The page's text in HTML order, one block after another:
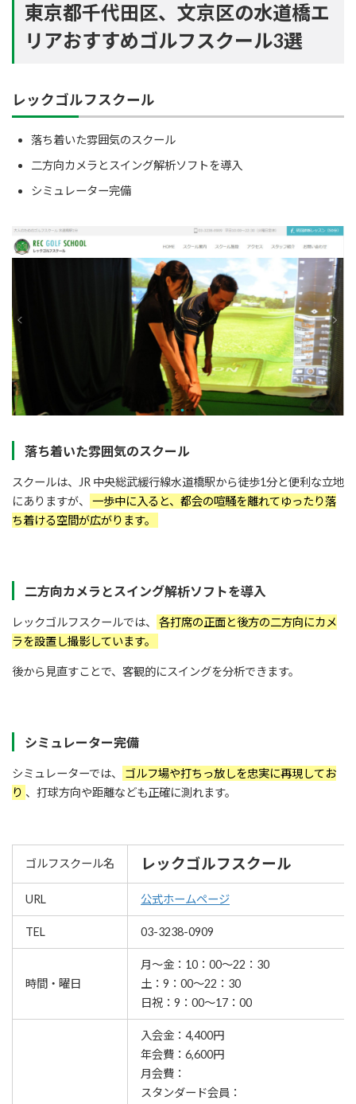
東京都千代田区、文京区の水道橋エ
リアおすすめゴルフスクール3選
レックゴルフスクール
落ち着いた雰囲気のスクール
二方向カメラとスイング解析ソフトを導入
シミュレーター完備
落ち着いた雰囲気のスクール
スクールは、JR 中央総武緩行線水道橋駅から徒歩1分と便利な立地
にありますが、
一歩中に入ると、都会の喧騒を離れてゆったり落
ち着ける空間が広がります。
二方向カメラとスイング解析ソフトを導入
レックゴルフスクールでは、
各打席の正面と後方の二方向にカメ
ラを設置し撮影しています。
後から見直すことで、客観的にスイングを分析できます。
シミュレーター完備
シミュレーターでは、
ゴルフ場や打ちっ放しを忠実に再現してお
り 、打球方向や距離なども正確に測れます。
ゴルフスクール名 レックゴルフスクール
URL 公式ホームページ
TEL 03-3238-0909
時間・曜日
月～金：10：00～22：30
土：9：00～22：30
日祝：9：00～17：00
入会金：4,400円
年会費：6,600円
月会費：
スタンダード会員：